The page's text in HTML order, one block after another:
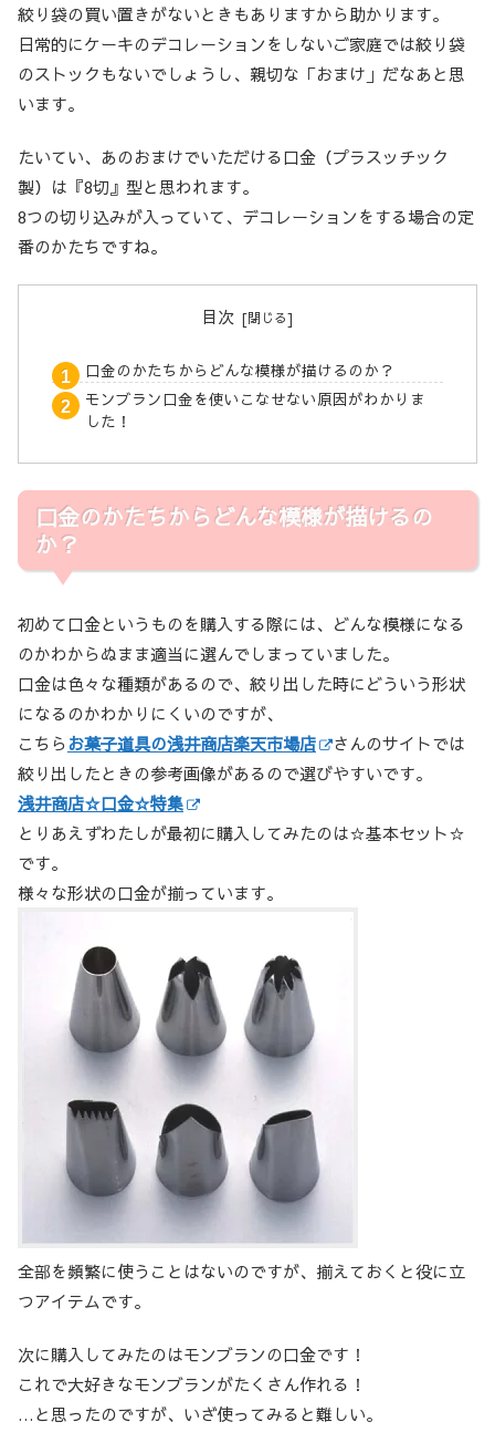
絞り袋の買い置きがないときもありますから助かります。
日常的にケーキのデコレーションをしないご家庭では絞り袋
のストックもないでしょうし、親切な「おまけ」だなあと思
います。
たいてい、あのおまけでいただける口金（プラスッチック
製）は『8切』型と思われます。
8つの切り込みが入っていて、デコレーションをする場合の定
番のかたちですね。
目次
口金のかたちからどんな模様が描けるのか？
モンブラン口金を使いこなせない原因がわかりま
した！
口金のかたちからどんな模様が描けるの
か？
初めて口金というものを購入する際には、どんな模様になる
のかわからぬまま適当に選んでしまっていました。
口金は色々な種類があるので、絞り出した時にどういう形状
になるのかわかりにくいのですが、
こちらお菓子道具の浅井商店楽天市場店
さんのサイトでは
絞り出したときの参考画像があるので選びやすいです。
浅井商店☆口金☆特集
とりあえずわたしが最初に購入してみたのは☆基本セット☆
です。
様々な形状の口金が揃っています。
全部を頻繁に使うことはないのですが、揃えておくと役に立
つアイテムです。
次に購入してみたのはモンブランの口金です！
これで大好きなモンブランがたくさん作れる！
…と思ったのですが、いざ使ってみると難しい。